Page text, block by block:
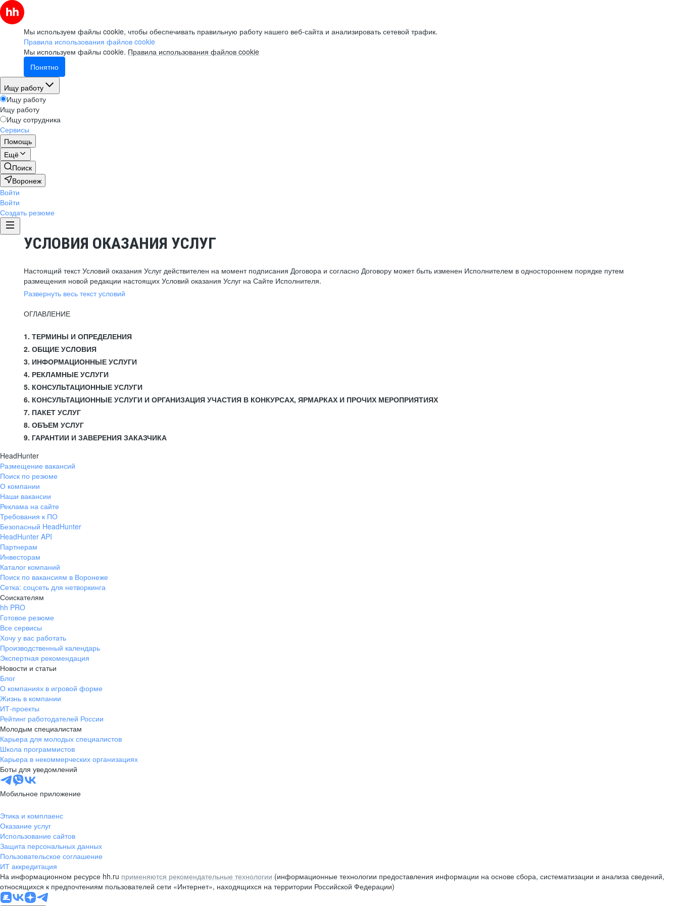
Мы используем файлы cookie, чтобы обеспечивать правильную работу нашего веб-сайта и анализировать сетевой трафик.
Правила использования файлов cookie
Мы используем файлы cookie. Правила использования файлов cookie
Понятно
Ищу работу
Ищу работу
Ищу работу
Ищу сотрудника
Сервисы
Помощь
Ещё
Поиск
Воронеж
Войти
Войти
Создать резюме
УСЛОВИЯ ОКАЗАНИЯ УСЛУГ
Настоящий текст Условий оказания Услуг действителен на момент подписания Договора и согласно Договору может быть изменен Исполнителем в одностороннем порядке путем
размещения новой редакции настоящих Условий оказания Услуг на Сайте Исполнителя.
Развернуть весь текст условий
ОГЛАВЛЕНИЕ
1. ТЕРМИНЫ И ОПРЕДЕЛЕНИЯ
2. ОБЩИЕ УСЛОВИЯ
3. ИНФОРМАЦИОННЫЕ УСЛУГИ
4. РЕКЛАМНЫЕ УСЛУГИ
5. КОНСУЛЬТАЦИОННЫЕ УСЛУГИ
6. КОНСУЛЬТАЦИОННЫЕ УСЛУГИ И ОРГАНИЗАЦИЯ УЧАСТИЯ В КОНКУРСАХ, ЯРМАРКАХ И ПРОЧИХ МЕРОПРИЯТИЯХ
7. ПАКЕТ УСЛУГ
8. ОБЪЕМ УСЛУГ
9. ГАРАНТИИ И ЗАВЕРЕНИЯ ЗАКАЗЧИКА
HeadHunter
Размещение вакансий
Поиск по резюме
О компании
Наши вакансии
Реклама на сайте
Требования к ПО
Безопасный HeadHunter
HeadHunter API
Партнерам
Инвесторам
Каталог компаний
Поиск по вакансиям в Воронеже
Сетка: соцсеть для нетворкинга
Соискателям
hh PRO
Готовое резюме
Все сервисы
Хочу у вас работать
Производственный календарь
Экспертная рекомендация
Новости и статьи
Блог
О компаниях в игровой форме
Жизнь в компании
ИТ-проекты
Рейтинг работодателей России
Молодым специалистам
Карьера для молодых специалистов
Школа программистов
Карьера в некоммерческих организациях
Боты для уведомлений
Мобильное приложение
Этика и комплаенс
Оказание услуг
Использование сайтов
Защита персональных данных
Пользовательское соглашение
ИТ аккредитация
На информационном ресурсе hh.ru применяются рекомендательные технологии (информационные технологии предоставления информации на основе сбора, систематизации и анализа сведений,
относящихся к предпочтениям пользователей сети «Интернет», находящихся на территории Российской Федерации)